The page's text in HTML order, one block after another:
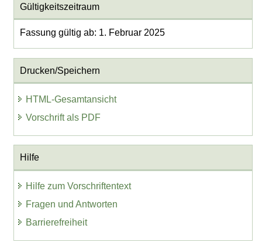
Gültigkeitszeitraum
Fassung gültig ab: 1. Februar 2025
Drucken/Speichern
HTML-Gesamtansicht
Vorschrift als PDF
Hilfe
Hilfe zum Vorschriftentext
Fragen und Antworten
Barrierefreiheit